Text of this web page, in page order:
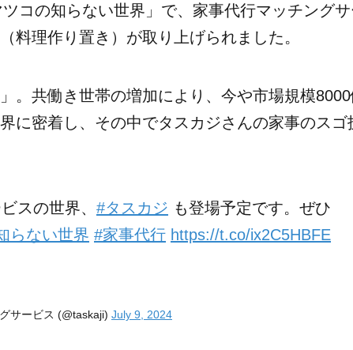
コの知らない世界」で、家事代行マッチングサ
料理作り置き）が取り上げられました。
。共働き世帯の増加により、今や市場規模8000
に密着し、その中でタスカジさんの家事のスゴ
スの世界、 #タスカジ も登場予定です。ぜひ
らない世界 #家事代行 https://t.co/ix2C5HBFE
サービス (@taskaji) July 9, 2024